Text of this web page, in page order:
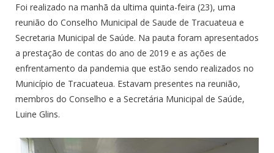
Foi realizado na manhã da ultima quinta-feira (23), uma
reunião do Conselho Municipal de Saude de Tracuateua e
Secretaria Municipal de Saúde. Na pauta foram apresentados
a prestação de contas do ano de 2019 e as ações de
enfrentamento da pandemia que estão sendo realizados no
Município de Tracuateua. Estavam presentes na reunião,
membros do Conselho e a Secretária Municipal de Saúde,
Luine Glins.